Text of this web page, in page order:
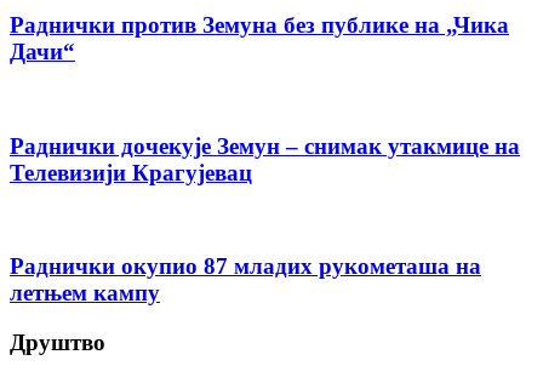
Раднички против Земуна без публике на „Чика
Дачи“
Раднички дочекује Земун – снимак утакмице на
Телевизији Крагујевац
Раднички окупио 87 младих рукометаша на
летњем кампу
Друштво